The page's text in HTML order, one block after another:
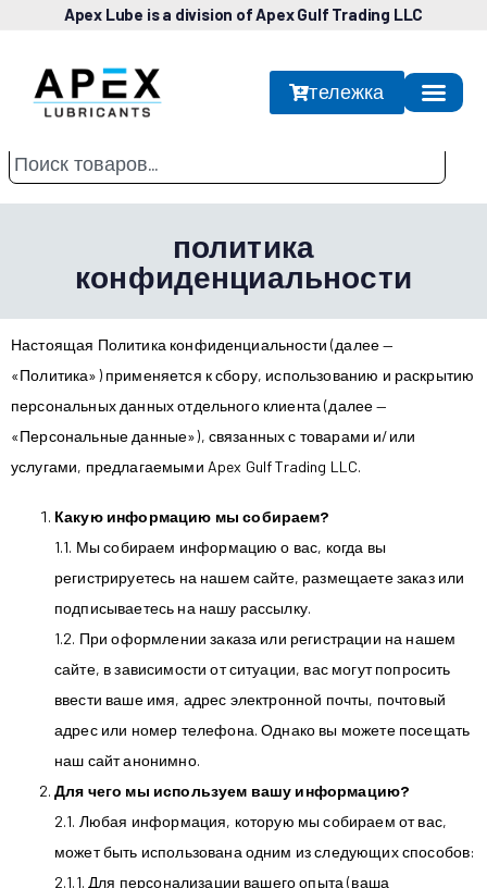
Apex Lube is a division of Apex Gulf Trading LLC
тележка
политика
конфиденциальности
Настоящая Политика конфиденциальности (далее —
«Политика») применяется к сбору, использованию и раскрытию
персональных данных отдельного клиента (далее —
«Персональные данные»), связанных с товарами и/или
услугами, предлагаемыми Apex Gulf Trading LLC.
Какую информацию мы собираем?
1.1. Мы собираем информацию о вас, когда вы
регистрируетесь на нашем сайте, размещаете заказ или
подписываетесь на нашу рассылку.
1.2. При оформлении заказа или регистрации на нашем
сайте, в зависимости от ситуации, вас могут попросить
ввести ваше имя, адрес электронной почты, почтовый
адрес или номер телефона. Однако вы можете посещать
наш сайт анонимно.
Для чего мы используем вашу информацию?
2.1. Любая информация, которую мы собираем от вас,
может быть использована одним из следующих способов:
2.1.1. Для персонализации вашего опыта (ваша